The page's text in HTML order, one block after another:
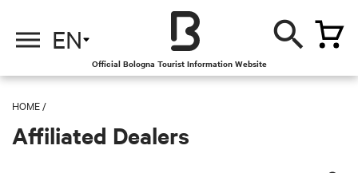
EN
Official Bologna Tourist Information Website
HOME /
Affiliated Dealers